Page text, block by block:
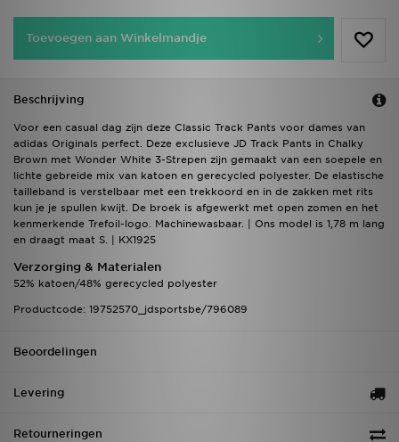
Toevoegen aan Winkelmandje
Beschrijving
Voor een casual dag zijn deze Classic Track Pants voor dames van
adidas Originals perfect. Deze exclusieve JD Track Pants in Chalky
Brown met Wonder White 3-Strepen zijn gemaakt van een soepele en
lichte gebreide mix van katoen en gerecycled polyester. De elastische
tailleband is verstelbaar met een trekkoord en in de zakken met rits
kun je je spullen kwijt. De broek is afgewerkt met open zomen en het
kenmerkende Trefoil-logo. Machinewasbaar. | Ons model is 1,78 m lang
en draagt maat S. | KX1925
Verzorging & Materialen
52% katoen/48% gerecycled polyester
Productcode: 19752570_jdsportsbe/796089
Beoordelingen
Levering
Retourneringen